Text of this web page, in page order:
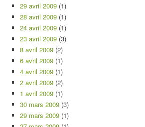
29 avril 2009 (1)
28 avril 2009 (1)
24 avril 2009 (1)
23 avril 2009 (3)
8 avril 2009 (2)
6 avril 2009 (1)
4 avril 2009 (1)
2 avril 2009 (2)
1 avril 2009 (1)
30 mars 2009 (3)
29 mars 2009 (1)